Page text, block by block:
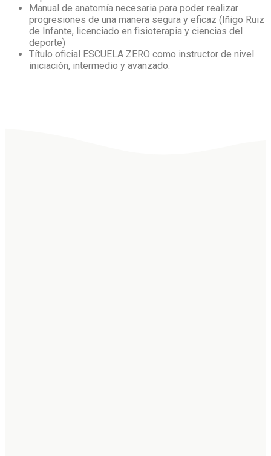
Manual de anatomía necesaria para poder realizar
progresiones de una manera segura y eficaz (Iñigo Ruiz
de Infante, licenciado en fisioterapia y ciencias del
deporte)
Título oficial ESCUELA ZERO como instructor de nivel
iniciación, intermedio y avanzado.